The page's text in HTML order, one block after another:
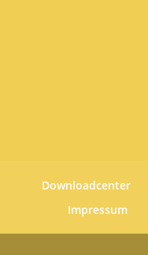
Downloadcenter
Impressum